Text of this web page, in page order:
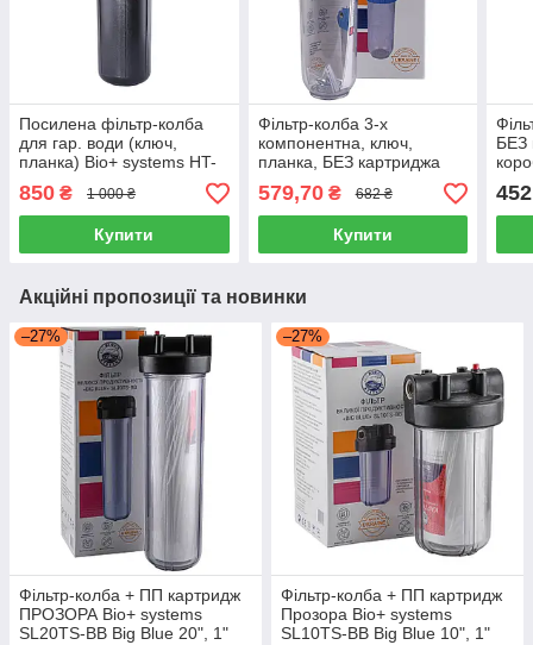
Посилена фільтр-колба
для гар. води (ключ,
планка) Віо+ systems HT-
850 ₴ 1 000 ₴
Купити
Фільтр-колба 3-х
компонентна, ключ,
планка, БЕЗ картриджа
Bio+ systems NSL10-3K, 1"
579,70₴ 682 ₴
Купити
БЕЗ
452
Акційні пропозиції та новинки
–27%
Фільтр-колба + ПП картридж
ПРОЗОРА Віо+ systems
SL20TS-BB Big Blue 20", 1"
–27%
Фільтр-колба + ПП картридж
Прозора Віо+ systems
SL10TS-BB Big Blue 10", 1"